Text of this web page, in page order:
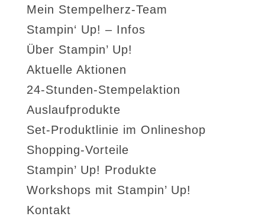
Mein Stempelherz-Team
Stampin‘ Up! – Infos
Über Stampin’ Up!
Aktuelle Aktionen
24-Stunden-Stempelaktion
Auslaufprodukte
Set-Produktlinie im Onlineshop
Shopping-Vorteile
Stampin’ Up! Produkte
Workshops mit Stampin’ Up!
Kontakt